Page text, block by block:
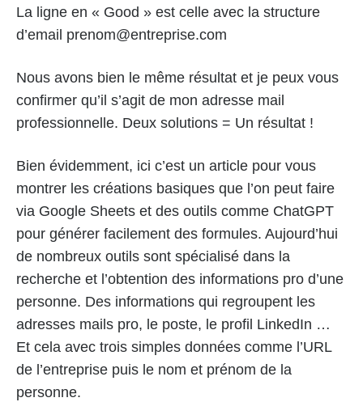
La ligne en « Good » est celle avec la structure
d’email prenom@entreprise.com
Nous avons bien le même résultat et je peux vous
confirmer qu’il s’agit de mon adresse mail
professionnelle. Deux solutions = Un résultat !
Bien évidemment, ici c’est un article pour vous
montrer les créations basiques que l’on peut faire
via Google Sheets et des outils comme ChatGPT
pour générer facilement des formules. Aujourd’hui
de nombreux outils sont spécialisé dans la
recherche et l’obtention des informations pro d’une
personne. Des informations qui regroupent les
adresses mails pro, le poste, le profil LinkedIn …
Et cela avec trois simples données comme l’URL
de l’entreprise puis le nom et prénom de la
personne.